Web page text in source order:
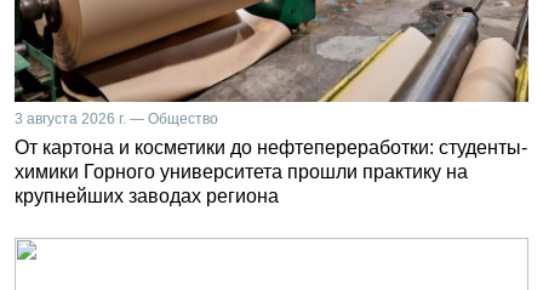
3 августа 2026 г. — Общество
От картона и косметики до нефтепереработки: студенты-
химики Горного университета прошли практику на
крупнейших заводах региона